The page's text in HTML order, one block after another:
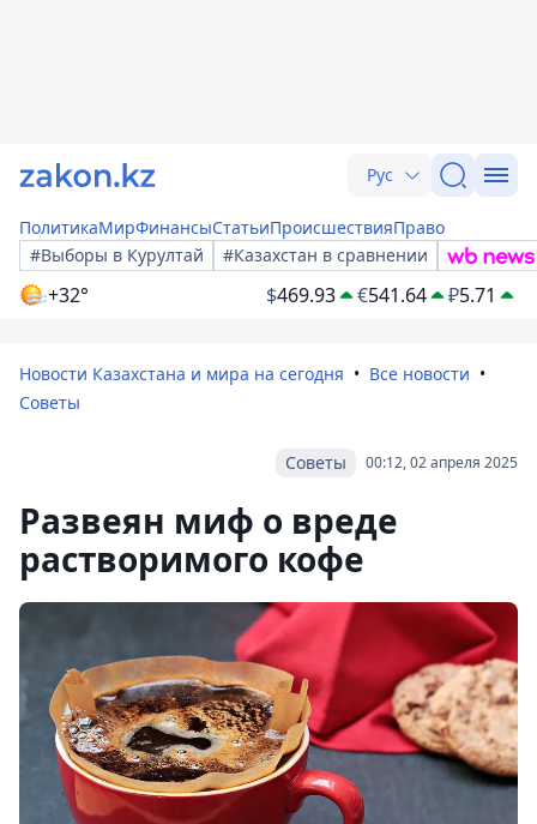
Рус
ПолитикаМирФинансыСтатьиПроисшествияПраво
#Выборы в Курултай
#Казахстан в сравнении
+32° $469.93 €541.64 ₽5.71
Новости Казахстана и мира на сегодня
Все новости
Советы
00:12, 02 апреля 2025
Советы
Развеян миф о вреде
растворимого кофе